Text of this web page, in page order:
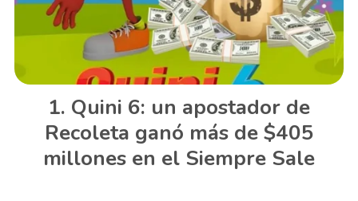
Quini 6: un apostador de
Recoleta ganó más de $405
millones en el Siempre Sale